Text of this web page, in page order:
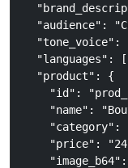
"audience":
"tone_voice":
"languages":
  "product": {
"id":
"name":
"category":
"price":